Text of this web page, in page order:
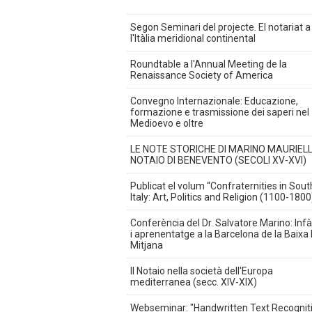
Segon Seminari del projecte. El notariat a
l'Itàlia meridional continental
Roundtable a l'Annual Meeting de la
Renaissance Society of America
Convegno Internazionale: Educazione,
formazione e trasmissione dei saperi nel
Medioevo e oltre
LE NOTE STORICHE DI MARINO
NOTAIO DI BENEVENTO (SECOLI XV-XVI)
Publicat el volum “Confraternities in
Italy: Art, Politics and Religion (1100-
Conferència del Dr. Salvatore Marino:
i aprenentatge a la Barcelona de la Baixa
Mitjana
Il Notaio nella società dell'Europa
mediterranea (secc. XIV-XIX)
Webseminar: "Handwritten Text